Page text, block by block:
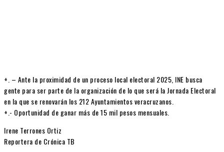
+. – Ante la proximidad de un proceso local electoral 2025, INE busca
gente para ser parte de la organización de lo que será la Jornada Electoral
en la que se renovarán los 212 Ayuntamientos veracruzanos.
+.- Oportunidad de ganar más de 15 mil pesos mensuales.
Irene Terrones Ortiz
Reportera de Crónica TB